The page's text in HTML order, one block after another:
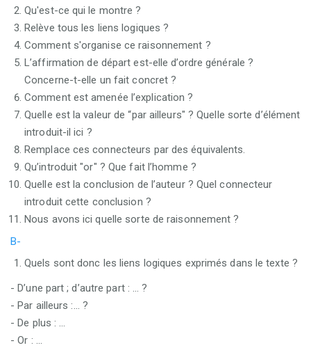
Qu'est-ce qui le montre ?
Relève tous les liens logiques ?
Comment s'organise ce raisonnement ?
L’affirmation de départ est-elle d’ordre générale ?
Concerne-t-elle un fait concret ?
Comment est amenée l’explication ?
Quelle est la valeur de “par ailleurs" ? Quelle sorte d’élément
introduit-il ici ?
Remplace ces connecteurs par des équivalents.
Qu’introduit "or" ? Que fait l’homme ?
Quelle est la conclusion de l’auteur ? Quel connecteur
introduit cette conclusion ?
Nous avons ici quelle sorte de raisonnement ?
B-
Quels sont donc les liens logiques exprimés dans le texte ?
- D’une part ; d’autre part : ... ?
- Par ailleurs :... ?
- De plus : ...
- Or : ...